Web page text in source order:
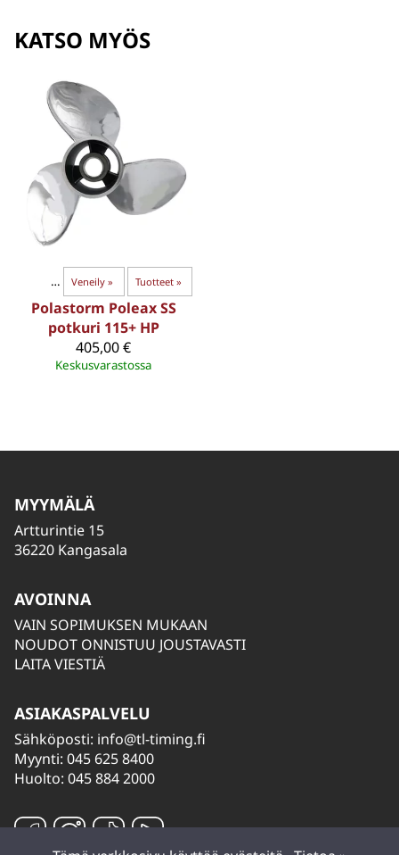
KATSO MYÖS
Tuotteet ‪»
Veneily ‪»
Polastorm Poleax SS
potkuri 115+ HP
405,00 €
Keskusvarastossa
MYYMÄLÄ
Artturintie 15
36220 Kangasala
AVOINNA
VAIN SOPIMUKSEN MUKAAN
NOUDOT ONNISTUU JOUSTAVASTI
LAITA VIESTIÄ
ASIAKASPALVELU
Sähköposti: info@tl-timing.fi
Myynti: 045 625 8400
Huolto: 045 884 2000